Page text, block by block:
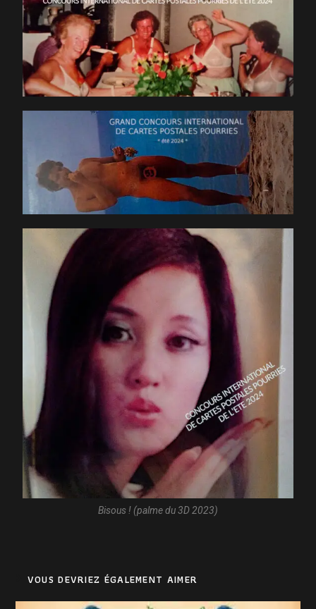
Bisous ! (palme du 3D 2023)
VOUS DEVRIEZ ÉGALEMENT AIMER